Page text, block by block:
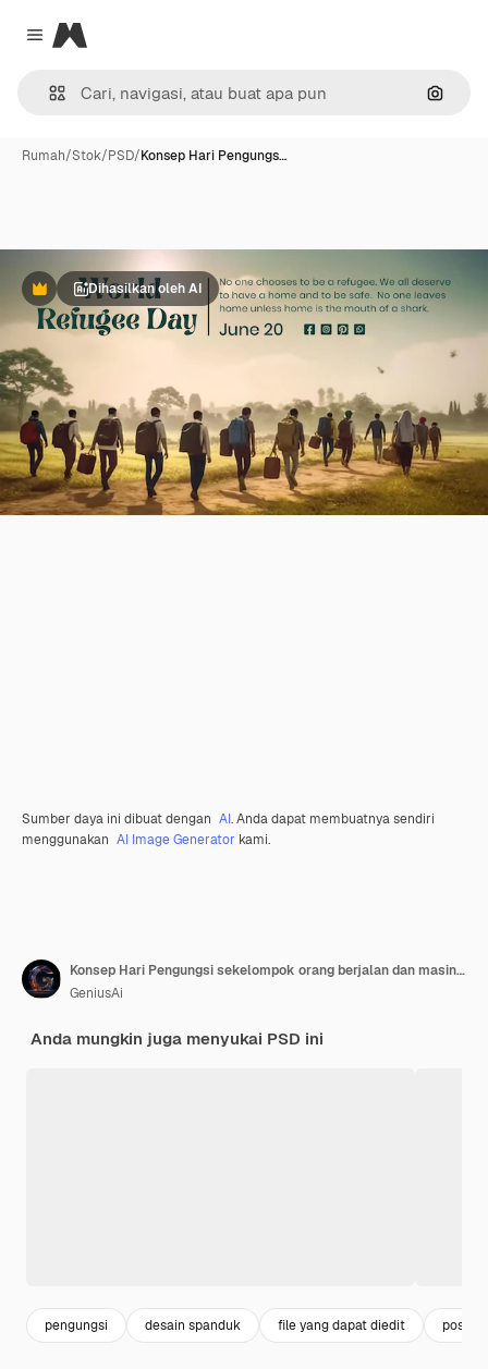
Close menu
Magnific
Rumah/Stok/PSD/Konsep Hari Pengungs…
PremiumDihasilkan oleh AI
Sumber daya ini dibuat dengan AI. Anda dapat membuatnya sendiri
menggunakan AI Image Generator kami.
Konsep Hari Pengungsi sekelompok orang berjalan dan masing-masing membawa ransel mereka dengan latar belakang hijau
GeniusAi
Anda mungkin juga menyukai PSD ini
pengungsi desain spanduk file yang dapat diedit